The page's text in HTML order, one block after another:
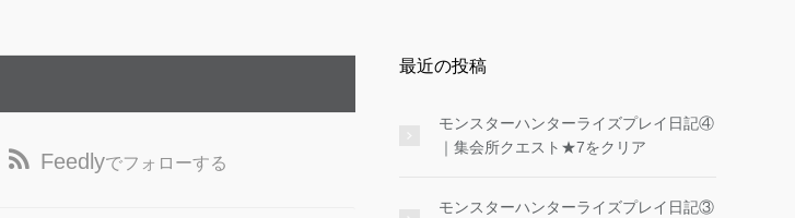
Feedlyでフォローする
最近の投稿
モンスターハンターライズプレイ日記④
｜集会所クエスト★7をクリア
モンスターハンターライズプレイ日記③